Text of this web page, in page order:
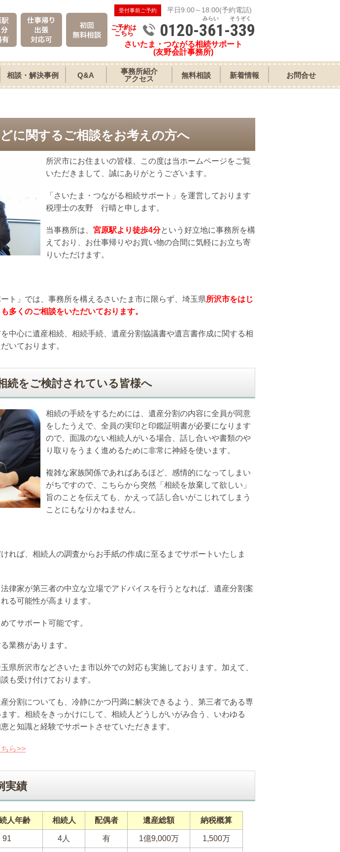
受付事前ご予約 平日9:00～18:00(予約電話)
ご予約は
こちら
みらい そうぞく
0120-361-339
さいたま・つながる相続サポート
(友野会計事務所)
相談・解決事例 Q&A
事務所紹介
アクセス
無料相談 新着情報 お問合せ
に関するご相談をお考えの方へ
所沢市にお住まいの皆様、この度は当ホームページをご覧
いただきまして、誠にありがとうございます。
「さいたま・つながる相続サポート」を運営しております
税理士の友野 行晴と申します。
当事務所は、 宮原駅より徒歩4分という好立地に事務所を構
えており、お仕事帰りやお買い物の合間に気軽にお立ち寄
りいただけます。
ト」では、事務所を構えるさいたま市に限らず、埼玉県所沢市をはじ
多くのご相談をいただいております。
中心に遺産相続、相続手続、遺産分割協議書や遺言書作成に関する相
いております。
続をご検討されている皆様へ
相続の手続をするためには、遺産分割の内容に全員が同意
をしたうえで、全員の実印と印鑑証明書が必要になります
ので、面識のない相続人がいる場合、話し合いや書類のや
り取りをうまく進めるために非常に神経を使います。
複雑な家族関係であればあるほど、感情的になってしまい
がちですので、こちらから突然「相続を放棄して欲しい」
旨のことを伝えても、かえって話し合いがこじれてしまう
ことにもなりかねません。
れば、相続人の調査からお手紙の作成に至るまでサポートいたしま
律家が第三者の中立な立場でアドバイスを行うとなれば、遺産分割案
る可能性が高まります。
てサポート可能です。
業務があります。
県所沢市などさいたま市以外での対応も実施しております。加えて、
も受け付けております。
分割についても、冷静にかつ円満に解決できるよう、第三者である専
す。相続をきっかけにして、相続人どうしがいがみ合う、いわゆる
と知識と経験でサポートさせていただきます。
ら>>
実績
人年齢 相続人 配偶者 遺産総額 納税概算
91 4人 有 1億9,000万 1,500万